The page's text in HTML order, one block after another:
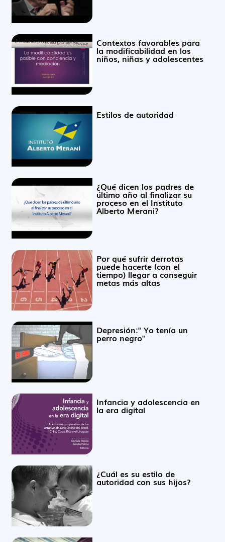
Contextos favorables para
la modificabilidad en los
niños, niñas y adolescentes
Estilos de autoridad
¿Qué dicen los padres de
último año al finalizar su
proceso en el Instituto
Alberto Merani?
Por qué sufrir derrotas
puede hacerte (con el
tiempo) llegar a conseguir
metas más altas
Depresión:" Yo tenía un
perro negro"
Infancia y adolescencia en
la era digital
¿Cuál es su estilo de
autoridad con sus hijos?